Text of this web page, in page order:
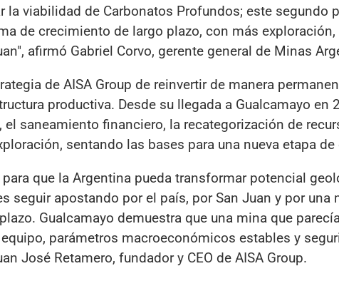
la viabilidad de Carbonatos Profundos; este segundo
de crecimiento de largo plazo, con más exploración,
afirmó Gabriel Corvo, gerente general de Minas
de AISA Group de reinvertir de manera
productiva. Desde su llegada a Gualcamayo en
saneamiento financiero, la recategorización de
sentando las bases para una nueva etapa
para que la Argentina pueda transformar potencial
seguir apostando por el país, por San Juan y por una
Gualcamayo demuestra que una mina que
parámetros macroeconómicos estables y
José Retamero, fundador y CEO de AISA Group.